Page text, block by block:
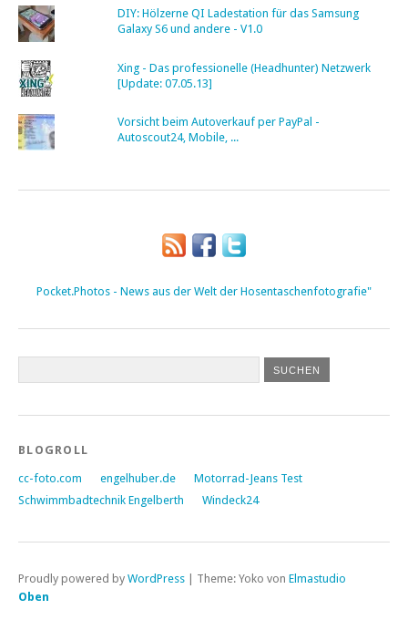
DIY: Hölzerne QI Ladestation für das Samsung
Galaxy S6 und andere - V1.0
Xing - Das professionelle (Headhunter) Netzwerk
[Update: 07.05.13]
Vorsicht beim Autoverkauf per PayPal -
Autoscout24, Mobile, ...
Pocket.Photos - News aus der Welt der Hosentaschenfotografie"
BLOGROLL
cc-foto.com engelhuber.de
Motorrad-Jeans Test
Schwimmbadtechnik Engelberth
Windeck24
Proudly powered by WordPress Theme: Yoko von Elmastudio
Oben